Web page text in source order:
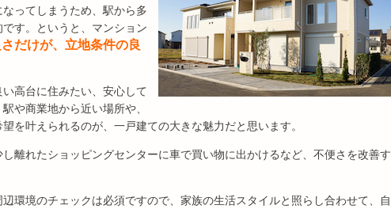
ってしまうため、駅から多
す。というと、マンション
だけが、立地条件の良
高台に住みたい、安心して
や商業地から近い場所や、
を叶えられるのが、一戸建ての大きな魅力だと思います。
離れたショッピングセンターに車で買い物に出かけるなど、不便さを改善す
環境のチェックは必須ですので、家族の生活スタイルと照らし合わせて、自